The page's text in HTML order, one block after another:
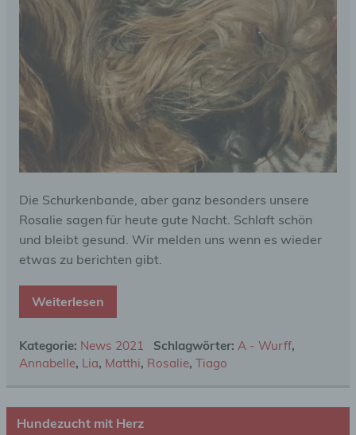
Die Schurkenbande, aber ganz besonders unsere
Rosalie sagen für heute gute Nacht. Schlaft schön
und bleibt gesund. Wir melden uns wenn es wieder
etwas zu berichten gibt.
Weiterlesen
Kategorie: News 2021 Schlagwörter: A - Wurff,
Annabelle, Lia, Matthi, Rosalie, Tiago
Hundezucht mit Herz